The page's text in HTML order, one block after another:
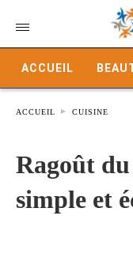
ACCUEIL
ACCUEIL CUISINE
Ragoût
simple et